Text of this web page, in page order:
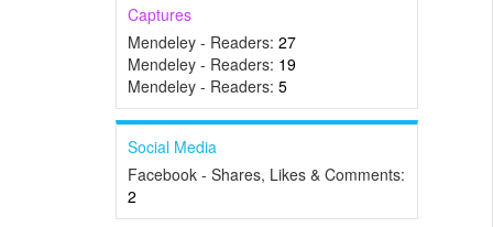
Captures
Mendeley - Readers: 27
Mendeley - Readers: 19
Mendeley - Readers: 5
Social Media
Facebook - Shares, Likes & Comments:
2